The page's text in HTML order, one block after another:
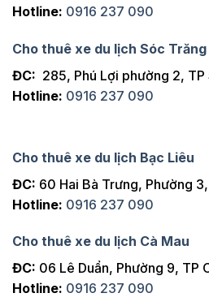
Hotline: 0916 237 090
Cho thuê xe du lịch Sóc Trăng
ĐC: 285, Phú Lợi phường 2, TP
Hotline: 0916 237 090
Cho thuê xe du lịch Bạc Liêu
ĐC: 60 Hai Bà Trưng, Phường
Hotline: 0916 237 090
Cho thuê xe du lịch Cà Mau
ĐC: 06 Lê Duẩn, Phường 9, TP
Hotline: 0916 237 090